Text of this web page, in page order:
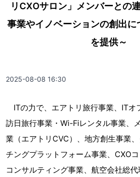
リCXOサロン」メンバーとの
事業やイノベーションの創出
を提供～
2025-08-08 16:30
ITの力で、エアトリ旅行事業、ITオ
訪日旅行事業・Wi-Fiレンタル事業、
業（エアトリCVC）、地方創生事業
チングプラットフォーム事業、CXO
コンサルティング事業、航空会社総